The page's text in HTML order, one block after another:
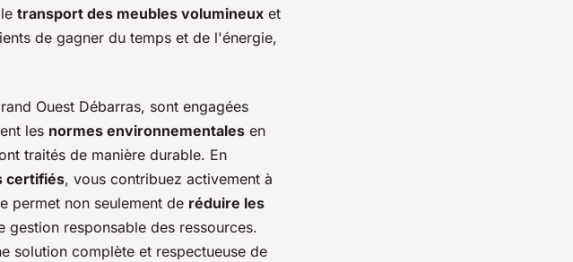
transport des meubles volumineux et
de gagner du temps et de l'énergie,
Ouest Débarras, sont engagées
les normes environnementales en
traités de manière durable. En
certifiés, vous contribuez activement à
permet non seulement de réduire les
gestion responsable des ressources.
solution complète et respectueuse de